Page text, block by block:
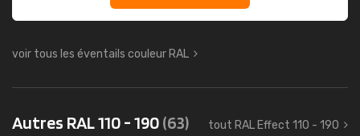
voir tous les éventails couleur RAL
Autres RAL 110 - 190(63) tout RAL Effect 110 - 190